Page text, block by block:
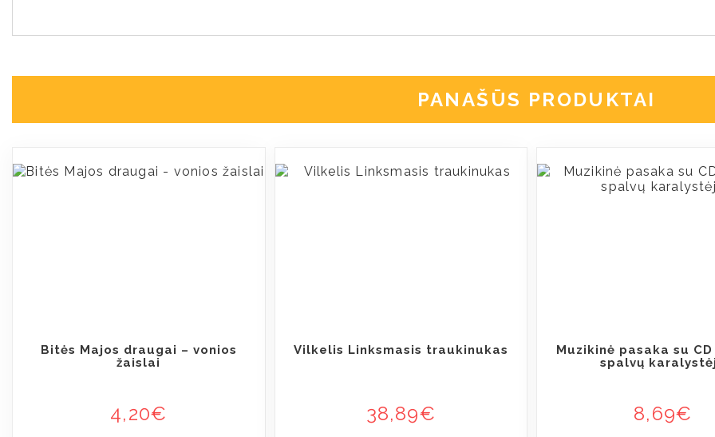
PANAŠŪS PRODUKTAI
Bitės Majos draugai – vonios
žaislai
4,20€
Vilkelis Linksmasis traukinukas
38,89€
Muzikinė pasaka su
spalvų
8,69€